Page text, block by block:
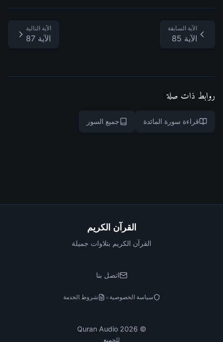
الآية السابقة
الآية 85
الآية التالية
الآية 87
روابط ذات صلة
قراءة سورة المائدة جميع السور
القرآن الكريم
القرآن الكريم بتلاوات جميلة
اتصل بنا
سياسة الخصوصية • شروط الخدمة
©
2026
Quran Audio
للجميع